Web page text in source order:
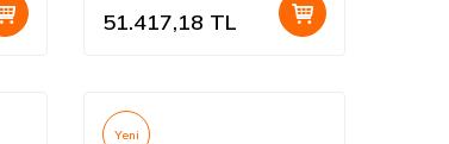
51.417,18 TL
Yeni